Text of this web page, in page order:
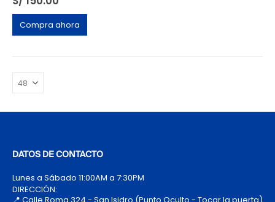
Compra ahora
DATOS DE CONTACTO
Lunes a Sábado 11:00AM a 7:30PM
DIRECCIÓN: